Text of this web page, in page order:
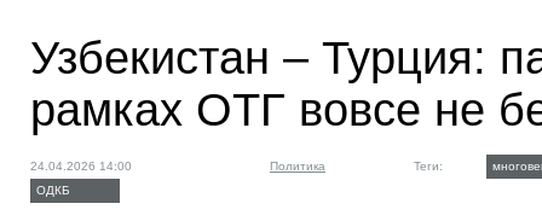
Узбекистан – Турция:
рамках ОТГ вовсе не
24.04.2026 14:00 Политика Теги:
ОДКБ